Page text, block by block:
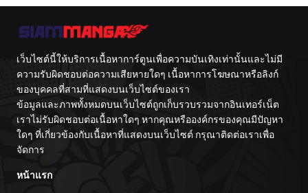
เว็บไซต์นี้ให้บริการเนื้อหาการ์ตูนเพื่อความบันเทิงเท่านั้นและไม่มี
ความรับผิดชอบต่อความเสียหายใดๆ เนื้อหาการโฆษณาหรือลิงก์
ของบุคคลที่สามที่แสดงบนเว็บไซต์ของเรา
ข้อมูลและภาพทั้งหมดบนเว็บไซต์ถูกเก็บรวบรวมจากอินเทอร์เน็ต
เราไม่รับผิดชอบต่อเนื้อหาใดๆ หากคุณหรือองค์กรของคุณมีปัญหา
ใดๆ ที่เกี่ยวข้องกับเนื้อหาที่แสดงบนเว็บไซต์ กรุณาติดต่อเราเพื่อ
จัดการ
หน้าแรก